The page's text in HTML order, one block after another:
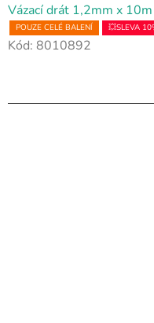
Vázací drát 1,2mm x
POUZE CELÉ BALENÍ 💥SLEVA
Kód: 8010892